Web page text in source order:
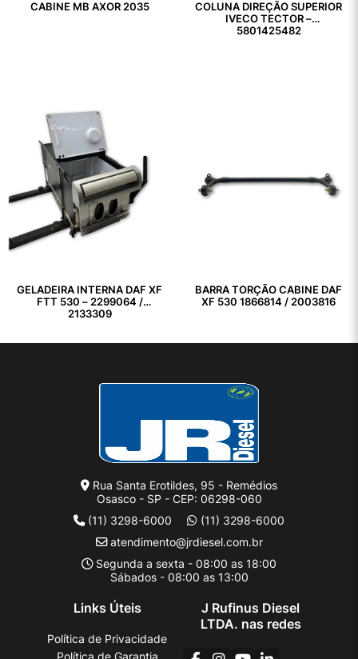
CABINE MB AXOR 2035
COLUNA DIREÇÃO SUPERIOR
IVECO TECTOR –
5801425482
GELADEIRA INTERNA DAF XF
FTT 530 – 2299064 /
2133309
BARRA TORÇÃO CABINE DAF
XF 530 1866814 / 2003816
Rua Santa Erotildes, 95 - Remédios
Osasco - SP - CEP: 06298-060
(11) 3298-6000
(11) 3298-6000
atendimento@jrdiesel.com.br
Segunda a sexta - 08:00 as 18:00
Sábados - 08:00 as 13:00
Links Úteis
Política de Privacidade
J Rufinus Diesel
LTDA. nas redes